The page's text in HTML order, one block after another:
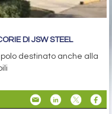
DI JSW STEEL
destinato anche alla